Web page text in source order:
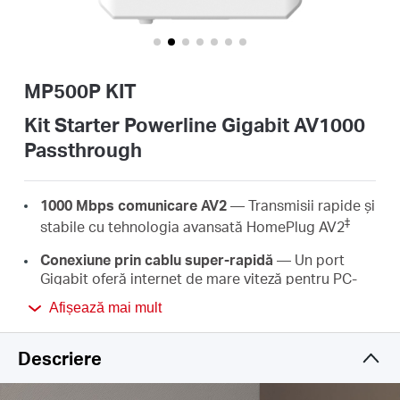
română
MP500P KIT
Kit Starter Powerline Gigabit AV1000
Passthrough
1000 Mbps comunicare AV2— Transmisii rapide și
stabile cu tehnologia avansată HomePlug AV2‡
Conexiune prin cablu super-rapidă — Un port
Gigabit oferă internet de mare viteză pentru PC-
Rază de acțiune de 300 de metri— Până la 300 de
metri printr-un circuit electric existent
Plug & Play— Nu necesită cablare sau configurare
Afișează mai mult
Descriere